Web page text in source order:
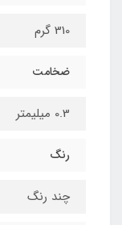
310 گرم
ضخامت
0.3 میلیمتر
رنگ
چند رنگ